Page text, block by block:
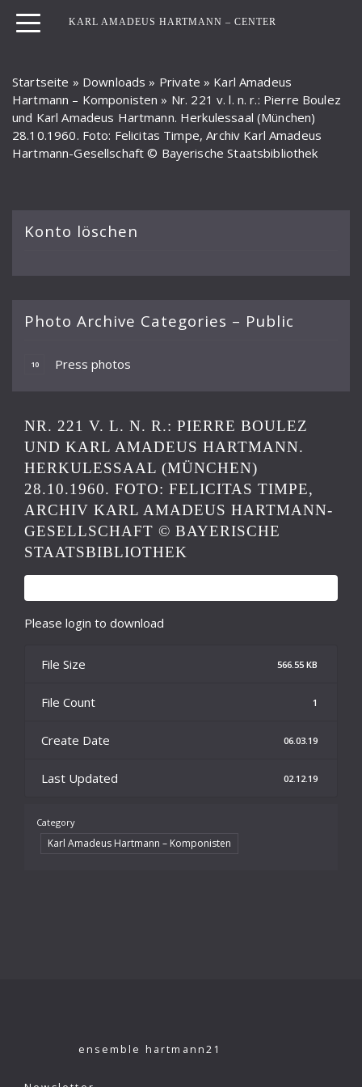
KARL AMADEUS HARTMANN – CENTER
Startseite » Downloads » Private » Karl Amadeus
Hartmann – Komponisten » Nr. 221 v. l. n. r.: Pierre Boulez
und Karl Amadeus Hartmann. Herkulessaal (München)
28.10.1960. Foto: Felicitas Timpe, Archiv Karl Amadeus
Hartmann-Gesellschaft © Bayerische Staatsbibliothek
Konto löschen
Photo Archive Categories – Public
Press photos
10
NR. 221 V. L. N. R.: PIERRE BOULEZ
UND KARL AMADEUS HARTMANN.
HERKULESSAAL (MÜNCHEN)
28.10.1960. FOTO: FELICITAS TIMPE,
ARCHIV KARL AMADEUS HARTMANN-
GESELLSCHAFT © BAYERISCHE
STAATSBIBLIOTHEK
Please login to download
File Size 566.55 KB
File Count 1
Create Date 06.03.19
Last Updated 02.12.19
Category
Karl Amadeus Hartmann – Komponisten
ensemble hartmann21